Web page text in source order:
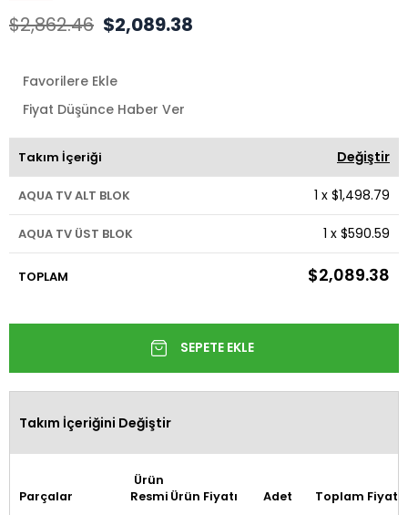
$2,862.46 $2,089.38
Favorilere Ekle
Fiyat Düşünce Haber Ver
Takım İçeriği Değiştir
AQUA TV ALT BLOK 1 x $1,498.79
AQUA TV ÜST BLOK 1 x $590.59
TOPLAM $2,089.38
Takım İçeriğini Değiştir
Parçalar
Ürün
Resmi Ürün Fiyatı Adet Toplam Fiyat